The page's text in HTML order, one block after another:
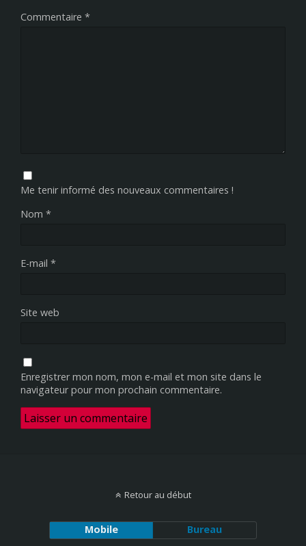
Commentaire *
Me tenir informé des nouveaux commentaires !
Nom *
E-mail *
Site web
Enregistrer mon nom, mon e-mail et mon site dans le
navigateur pour mon prochain commentaire.
Retour au début
Mobile Bureau